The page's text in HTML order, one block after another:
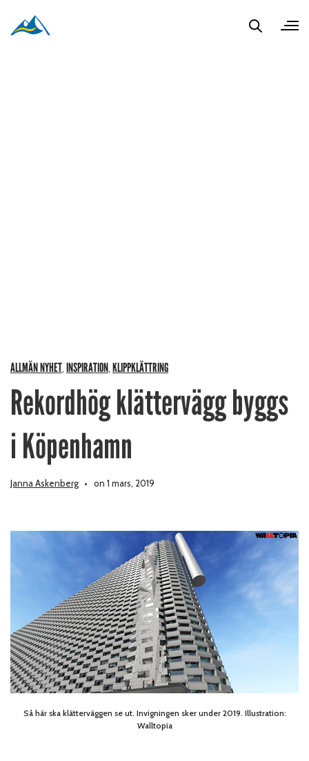
ALLMÄN NYHET, INSPIRATION, KLIPPKLÄTTRING
Rekordhög klättervägg byggs
i Köpenhamn
Janna Askenberg on 1 mars, 2019
Så här ska klätterväggen se ut. Invigningen sker under 2019. Illustration:
Walltopia